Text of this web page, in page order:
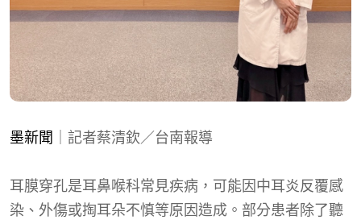
墨新聞 ｜記者蔡清欽／台南報導
耳膜穿孔是耳鼻喉科常見疾病，可能因中耳炎反覆感
染、外傷或掏耳朵不慎等原因造成。部分患者除了聽